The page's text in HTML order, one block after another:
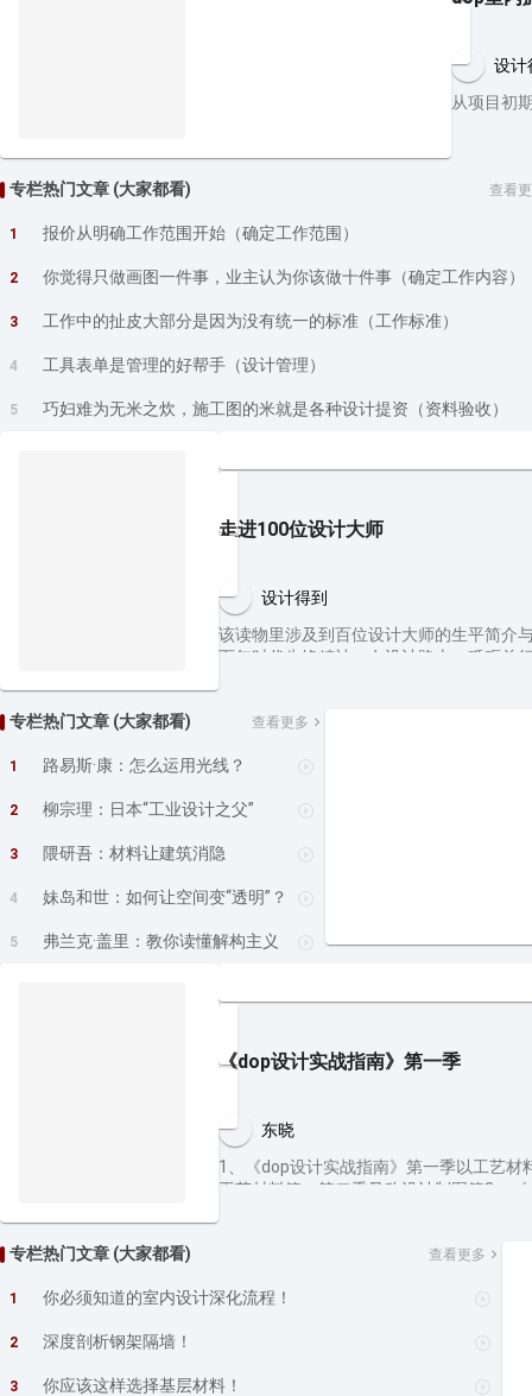
设计
从项目初
专栏热门文章 (大家都看) 查看
1 报价从明确工作范围开始（确定工作范围）
2 你觉得只做画图一件事，业主认为你该做十件事（确定工作内容）
3 工作中的扯皮大部分是因为没有统一的标准（工作标准）
4 工具表单是管理的好帮手（设计管理）
5 巧妇难为无米之炊，施工图的米就是各种设计提资（资料验收）
走进100位设计大师
设计得到
该读物里涉及到百位设计大师的生平简介
百年时代先锋精神，在设计路上，砥砺前
专栏热门文章 (大家都看)
查看更多
1 路易斯·康：怎么运用光线？
2 柳宗理：日本“工业设计之父”
3 隈研吾：材料让建筑消隐
4 妹岛和世：如何让空间变“透明”？
5 弗兰克·盖里：教你读懂解构主义
《dop设计实战指南》第一季
东晓
1、《dop设计实战指南》第一季以工艺
工艺材料篇，第二季又称设计制图篇2、
专栏热门文章 (大家都看)
查看更多
1 你必须知道的室内设计深化流程！
2 深度剖析钢架隔墙！
3 你应该这样选择基层材料！